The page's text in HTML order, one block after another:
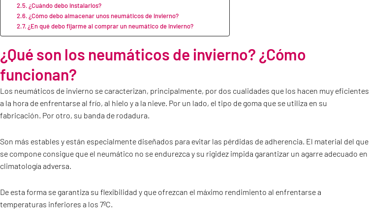
¿Cuándo debo instalarlos?
¿Cómo debo almacenar unos neumáticos de invierno?
¿En qué debo fijarme al comprar un neumático de invierno?
¿Qué son los neumáticos de invierno? ¿Cómo
funcionan?
Los neumáticos de invierno se caracterizan, principalmente, por dos cualidades que los hacen muy eficientes
a la hora de enfrentarse al frío, al hielo y a la nieve. Por un lado, el tipo de goma que se utiliza en su
fabricación. Por otro, su banda de rodadura.
Son más estables y están especialmente diseñados para evitar las pérdidas de adherencia. El material del que
se compone consigue que el neumático no se endurezca y su rigidez impida garantizar un agarre adecuado en
climatología adversa.
De esta forma se garantiza su flexibilidad y que ofrezcan el máximo rendimiento al enfrentarse a
temperaturas inferiores a los 7ºC.